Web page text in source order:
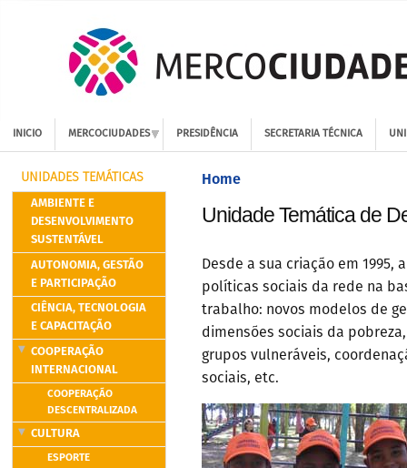
INICIO MERCOCIUDADES PRESIDÊNCIA SECRETARIA TÉCNICA
UNIDADES TEMÁTICAS
AMBIENTE E
DESENVOLVIMENTO
SUSTENTÁVEL
AUTONOMIA, GESTÃO
E PARTICIPAÇÃO
CIÊNCIA, TECNOLOGIA
E CAPACITAÇÃO
COOPERAÇÃO
INTERNACIONAL
COOPERAÇÃO
DESCENTRALIZADA
CULTURA
ESPORTE
Home
Unidade Temática de
Desde a sua criação em 1995,
políticas sociais da rede na
trabalho: novos modelos de
dimensões sociais da
grupos vulneráveis,
sociais, etc.